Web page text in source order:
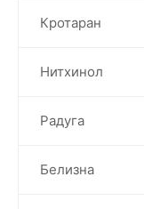
Кротаран
Нитхинол
Радуга
Белизна